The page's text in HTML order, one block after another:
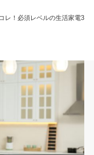
レ！必須レベルの生活家電3